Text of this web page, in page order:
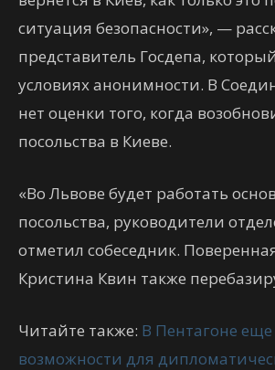
ситуация безопасности», —
представитель Госдепа,
условиях анонимности. В
нет оценки того, когда
посольства в Киеве.
«Во Львове будет работать
посольства, руководители
отметил собеседник.
Кристина Квин также
Читайте также: В Пентагоне
возможности для